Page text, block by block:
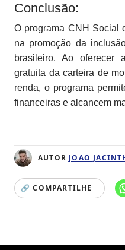
Conclusão:
O programa CNH Social
na promoção da
brasileiro. Ao oferecer
gratuita da carteira de
renda, o programa
financeiras e alcancem
AUTOR JOAO
🔗 COMPARTILHE